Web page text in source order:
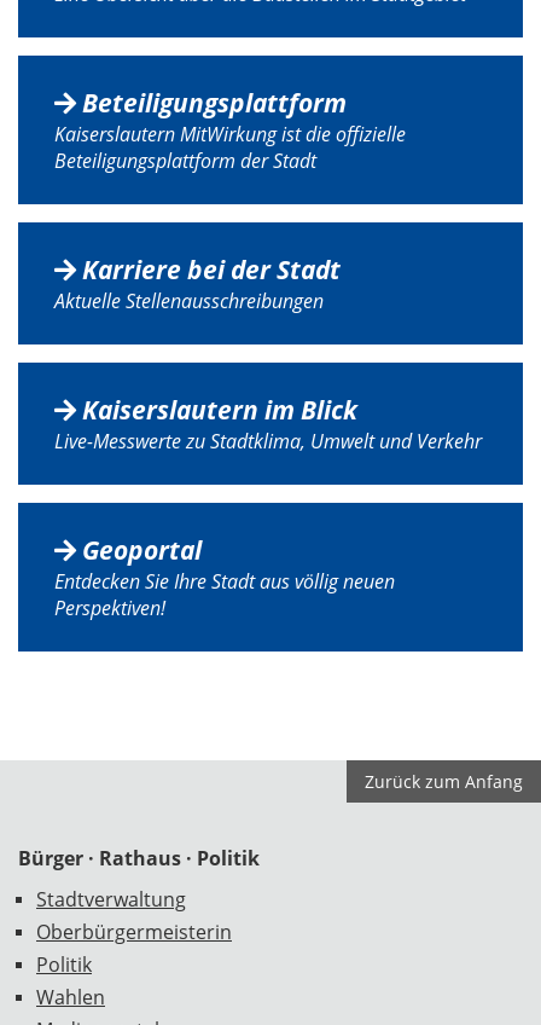
Beteiligungsplattform
Kaiserslautern MitWirkung ist die offizielle
Beteiligungsplattform der Stadt
Karriere bei der Stadt
Aktuelle Stellenausschreibungen
Kaiserslautern im Blick
Live-Messwerte zu Stadtklima, Umwelt und Verkehr
Geoportal
Entdecken Sie Ihre Stadt aus völlig neuen
Perspektiven!
Zurück zum Anfang
Fußzeile
Bürger · Rathaus · Politik
Stadtverwaltung
Oberbürgermeisterin
Politik
Wahlen